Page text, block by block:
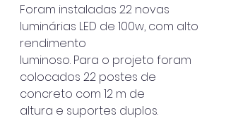
Foram instaladas 22 novas
luminárias LED de 100w, com alto
rendimento
luminoso. Para o projeto foram
colocados 22 postes de
concreto com 12 m de
altura e suportes duplos.